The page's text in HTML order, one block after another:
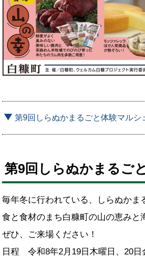
第9回しらぬかまるごと体験マルシ
第9回しらぬかまるご
毎年冬に行われている、しらぬかま
食と食材のまち白糠町の山の恵みと
ぜひ、ご来場ください！
日程 令和8年2月19日木曜日、20日